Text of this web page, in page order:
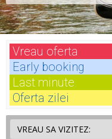
Vreau oferta
Early booking
Last minute
Oferta zilei